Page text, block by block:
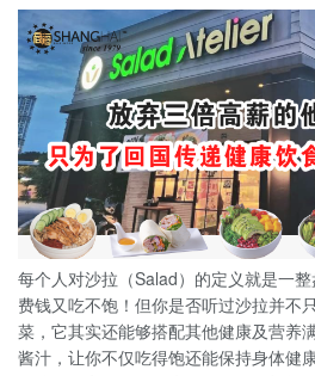
每个人对沙拉（Salad）的定义就是一
费钱又吃不饱！但你是否听过沙拉并不
菜，它其实还能够搭配其他健康及营养
酱汁，让你不仅吃得饱还能保持身体健